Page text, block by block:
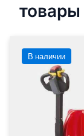
товары
В наличии